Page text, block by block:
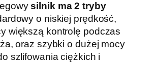
silnik ma 2 tryby
o niskiej prędkość,
większą kontrolę podczas
oraz szybki o dużej mocy
szlifowania ciężkich i